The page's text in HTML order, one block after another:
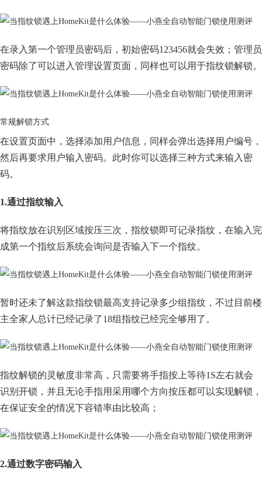
在录入第一个管理员密码后，初始密码123456就会失效；管理员
密码除了可以进入管理设置页面，同样也可以用于指纹锁解锁。
常规解锁方式
在设置页面中，选择添加用户信息，同样会弹出选择用户编号，
然后再要求用户输入密码。此时你可以选择三种方式来输入密
码。
1.通过指纹输入
将指纹放在识别区域按压三次，指纹锁即可记录指纹，在输入完
成第一个指纹后系统会询问是否输入下一个指纹。
暂时还未了解这款指纹锁最高支持记录多少组指纹，不过目前楼
主全家人总计已经记录了18组指纹已经完全够用了。
指纹解锁的灵敏度非常高，只需要将手指按上等待1S左右就会
识别开锁，并且无论手指用采用哪个方向按压都可以实现解锁，
在保证安全的情况下容错率由比较高；
2.通过数字密码输入